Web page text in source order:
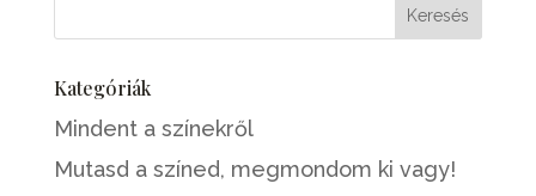
Kategóriák
Mindent a színekről
Mutasd a színed, megmondom ki vagy!